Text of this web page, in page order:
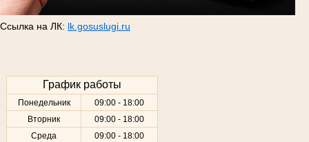
Ссылка на ЛК: lk.gosuslugi.ru
График работы
Понедельник
09:00 - 18:00
Вторник
09:00 - 18:00
Среда
09:00 - 18:00